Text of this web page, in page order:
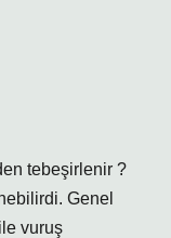
tebeşirlenir ?
Genel
vuruş